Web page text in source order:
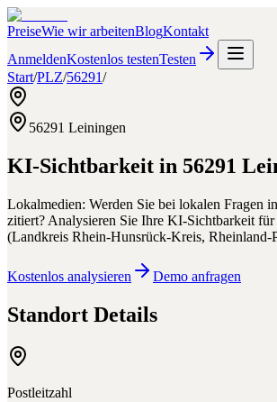
PreiseWie wir arbeitenBlogKontakt
AnmeldenKostenlos testenTesten
Start/PLZ/56291/
56291 Leiningen
KI-Sichtbarkeit in 56291
Lokalmedien: Werden Sie bei lokalen Fragen
zitiert? Analysieren Sie Ihre KI-Sichtbarkeit für
(Landkreis Rhein-Hunsrück-Kreis, Rheinland-
Kostenlos analysieren Demo anfragen
Standort Details
Postleitzahl